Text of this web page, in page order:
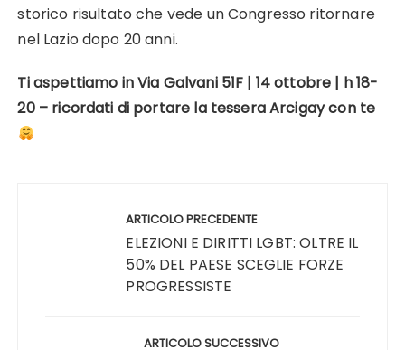
storico risultato che vede un Congresso ritornare
nel Lazio dopo 20 anni.
Ti aspettiamo in Via Galvani 51F | 14 ottobre | h 18-
20 – ricordati di portare la tessera Arcigay con te
ARTICOLO PRECEDENTE
ELEZIONI E DIRITTI LGBT: OLTRE IL
50% DEL PAESE SCEGLIE FORZE
PROGRESSISTE
ARTICOLO SUCCESSIVO